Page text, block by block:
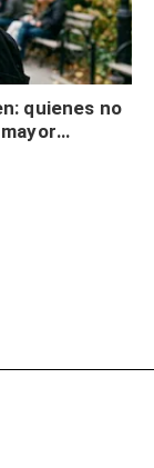
quienes no
es por